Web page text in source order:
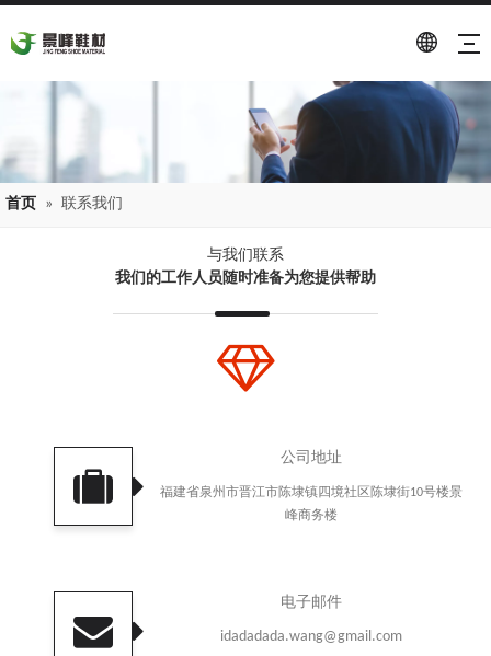
首页 » 联系我们
与我们联系
我们的工作人员随时准备为您提供帮助
公司地址
福建省泉州市晋江市陈埭镇四境社区陈埭街10号楼景
峰商务楼
电子邮件
idadadada.wang@gmail.com